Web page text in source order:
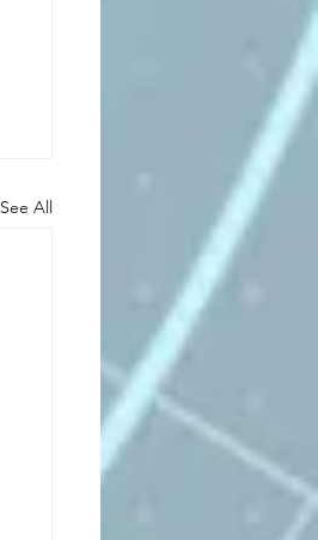
See All